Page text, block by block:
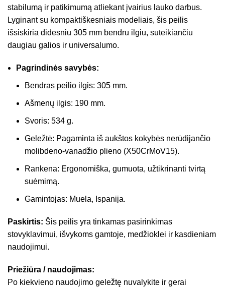
stabilumą ir patikimumą atliekant įvairius lauko darbus.
Lyginant su kompaktiškesniais modeliais, šis peilis
išsiskiria didesniu 305 mm bendru ilgiu, suteikiančiu
daugiau galios ir universalumo.
Pagrindinės savybės:
Bendras peilio ilgis: 305 mm.
Ašmenų ilgis: 190 mm.
Svoris: 534 g.
Geležtė: Pagaminta iš aukštos kokybės nerūdijančio
molibdeno-vanadžio plieno (X50CrMoV15).
Rankena: Ergonomiška, gumuota, užtikrinanti tvirtą
suėmimą.
Gamintojas: Muela, Ispanija.
Paskirtis: Šis peilis yra tinkamas pasirinkimas
stovyklavimui, išvykoms gamtoje, medžioklei ir kasdieniam
naudojimui.
Priežiūra / naudojimas:
Po kiekvieno naudojimo geležtę nuvalykite ir gerai